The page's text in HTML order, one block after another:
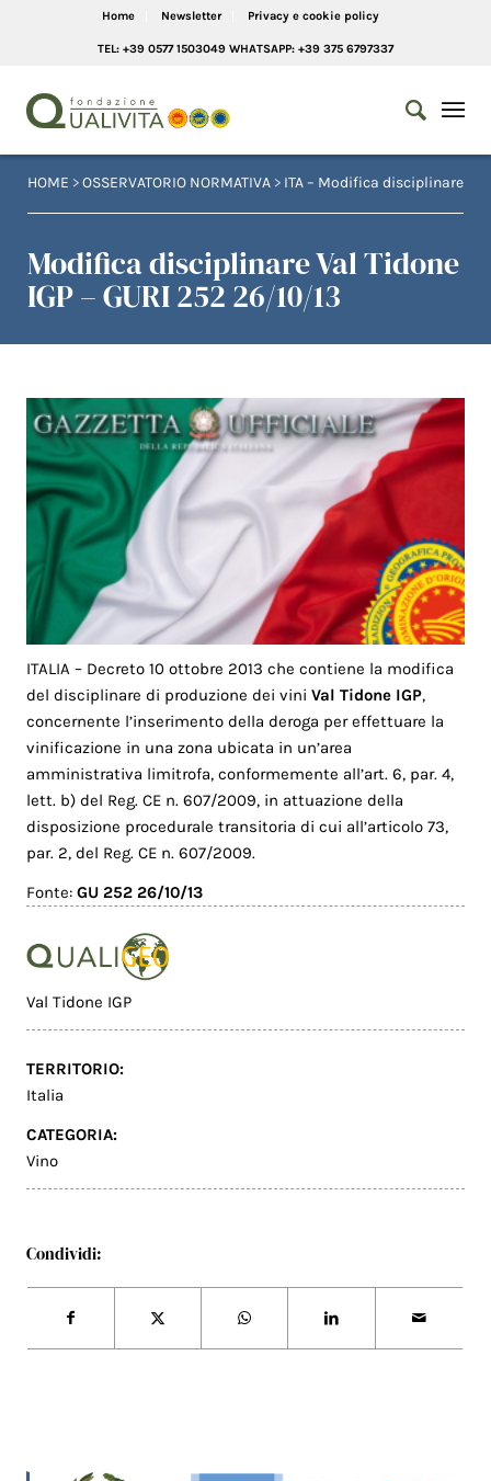
Home Newsletter Privacy e cookie policy
TEL: +39 0577 1503049 WHATSAPP: +39 375 6797337
HOME >OSSERVATORIO NORMATIVA > ITA – Modifica disciplinare
Modifica disciplinare Val Tidone
IGP – GURI 252 26/10/13
ITALIA – Decreto 10 ottobre 2013 che contiene la modifica
del disciplinare di produzione dei viniVal Tidone IGP,
concernente l’inserimento della deroga per effettuare la
vinificazione in una zona ubicata in un’area
amministrativa limitrofa, conformemente all’art. 6, par. 4,
lett. b) del Reg. CE n. 607/2009, in attuazione della
disposizione procedurale transitoria di cui all’articolo 73,
par. 2, del Reg. CE n. 607/2009.
Fonte:GU 252 26/10/13
Val Tidone IGP
TERRITORIO:
Italia
CATEGORIA:
Vino
Condividi: